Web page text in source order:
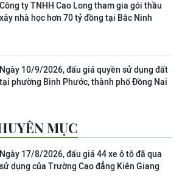
Công ty TNHH Cao Long tham gia gói thầu
xây nhà học hơn 70 tỷ đồng tại Bắc Ninh
Ngày 10/9/2026, đấu giá quyền sử dụng đất
tại phường Bình Phước, thành phố Đồng Nai
MỤC
Ngày 17/8/2026, đấu giá 44 xe ô tô đã qua
sử dụng của Trường Cao đẳng Kiên Giang